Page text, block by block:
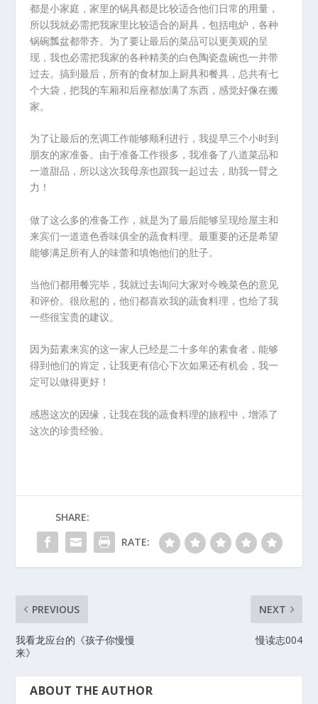
都是小家庭，家里的锅具都是比较适合他们日常的用量，
所以我就必需把我家里比较适合的厨具，包括电炉，各种
锅碗瓢盆都带齐。为了要让最后的菜品可以更美观的呈
现，我也必需把我家的各种精美的白色陶瓷盘碗也一并带
过去。搞到最后，所有的食材加上厨具和餐具，总共有七
个大袋，把我的车厢和后座都放满了东西，感觉好像在搬
家。
为了让最后的烹调工作能够顺利进行，我提早三个小时到
朋友的家准备。由于准备工作很多，我准备了八道菜品和
一道甜品，所以这次我母亲也跟我一起过去，助我一臂之
力！
做了这么多的准备工作，就是为了最后能够呈现给屋主和
来宾们一道道色香味俱全的蔬食料理。最重要的还是希望
能够满足所有人的味蕾和填饱他们的肚子。
当他们都用餐完毕，我就过去询问大家对今晚菜色的意见
和评价。很欣慰的，他们都喜欢我的蔬食料理，也给了我
一些很宝贵的建议。
因为茹素来宾的这一家人已经是二十多年的素食者，能够
得到他们的肯定，让我更有信心下次如果还有机会，我一
定可以做得更好！
感恩这次的因缘，让我在我的蔬食料理的旅程中，增添了
这次的珍贵经验。
SHARE:
RATE:
PREVIOUS
我看龙应台的《孩子你慢慢
来》
NEXT
慢读志004
ABOUT THE AUTHOR